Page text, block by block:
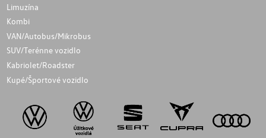
Limuzína
Kombi
VAN/Autobus/Mikrobus
SUV/Terénne vozidlo
Kabriolet/Roadster
Kupé/Športové vozidlo